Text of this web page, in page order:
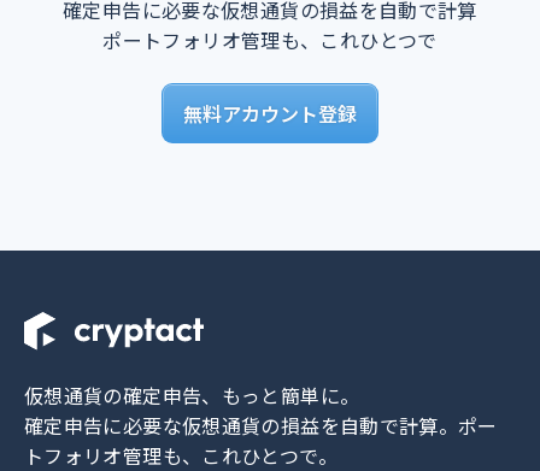
確定申告に必要な仮想通貨の損益を自動で計算
ポートフォリオ管理も、これひとつで
無料アカウント登録
仮想通貨の確定申告、もっと簡単に。
確定申告に必要な仮想通貨の損益を自動で計算。 ポー
トフォリオ管理も、これひとつで。